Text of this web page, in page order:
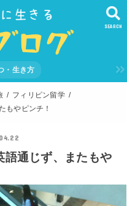
SEARCH
・生き方
フィリピン留学
もやピンチ！
語通じず、またもや